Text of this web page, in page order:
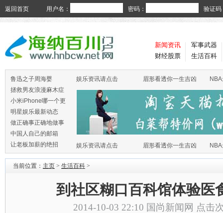
返回首页 用户名： 密码： 验证码
新闻资讯
财经股票
军事武器
生活百科
鲁迅之子周海婴
拯救男友浪漫麻木症
小米iPhone哪一个更
火
明星娱乐最新动态
做正确事正确地做事
中国人自己的邮箱
让老板加薪的绝招
娱乐资讯请点击 眉形看透你一生吉凶
娱乐资讯请点击 眉形看透你一生吉凶
当前位置： 主页 > 生活百科 >
到社区糊口百科馆体验医
2014-10-03 22:10 国尚新闻网 点击